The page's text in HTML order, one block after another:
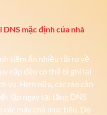
mặc định của nhà
tiềm ẩn nhiều rủi ro về
cập đều có thể bị ghi lại
vụ. Hơn nữa, các rào cản
lập ngay tại tầng DNS
máy chủ mục tiêu. Do